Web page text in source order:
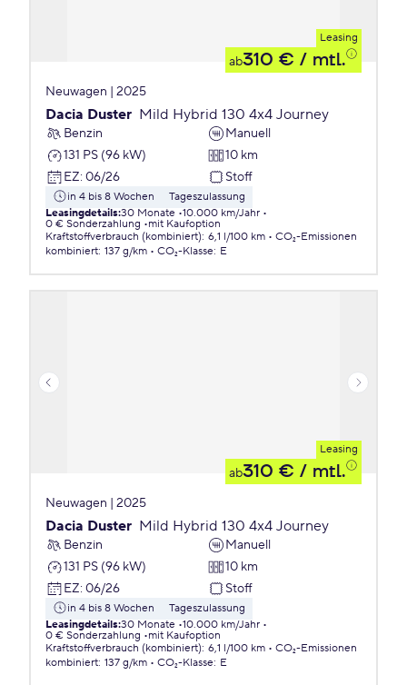
Leasing
ab310 € / mtl.
Neuwagen | 2025
Dacia Duster Mild Hybrid 130 4x4 Journey
Benzin
Manuell
131 PS (96 kW)
10 km
EZ: 06/26 Stoff
in 4 bis 8 Wochen
Tageszulassung
Leasingdetails:30 Monate 10.000 km/Jahr
0 € Sonderzahlung
mit Kaufoption
Kraftstoffverbrauch (kombiniert): 6,1 l/100 km
CO₂-Emissionen
kombiniert: 137 g/km CO₂-Klasse: E
Leasing
ab310 € / mtl.
Neuwagen | 2025
Dacia Duster Mild Hybrid 130 4x4 Journey
Benzin
Manuell
131 PS (96 kW)
10 km
EZ: 06/26 Stoff
in 4 bis 8 Wochen
Tageszulassung
Leasingdetails:30 Monate 10.000 km/Jahr
0 € Sonderzahlung
mit Kaufoption
Kraftstoffverbrauch (kombiniert): 6,1 l/100 km
CO₂-Emissionen
kombiniert: 137 g/km CO₂-Klasse: E